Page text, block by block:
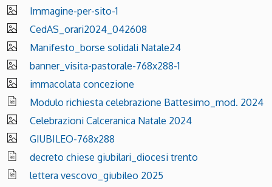
Immagine-per-sito-1
CedAS_orari2024_042608
Manifesto_borse solidali Natale24
banner_visita-pastorale-768x288-1
immacolata concezione
Modulo richiesta celebrazione Battesimo_mod. 2024
Celebrazioni Calceranica Natale 2024
GIUBILEO-768x288
decreto chiese giubilari_diocesi trento
lettera vescovo_giubileo 2025